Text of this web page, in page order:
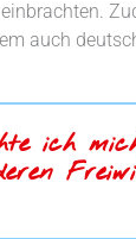
auch
ich